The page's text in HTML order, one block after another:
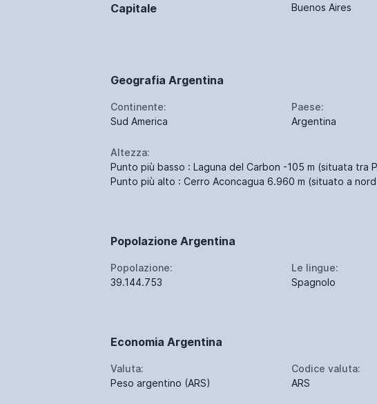
Capitale Buenos Aires
Geografia Argentina
Continente:
Sud America
Paese:
Argentina
Altezza:
Punto più basso : Laguna del Carbon -105 m (situata tra
Punto più alto : Cerro Aconcagua 6.960 m (situato a
Popolazione Argentina
Popolazione:
39.144.753
Le lingue:
Spagnolo
Economia Argentina
Valuta:
Peso argentino (ARS)
Codice valuta:
ARS